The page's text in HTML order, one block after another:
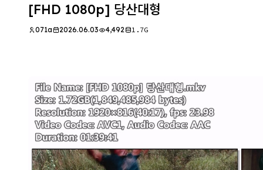
[FHD 1080p] 당산대형
071a 2026.06.03 4,492 1.7G